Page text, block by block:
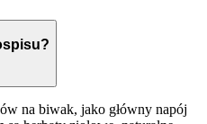
na biwak, jako główny napój